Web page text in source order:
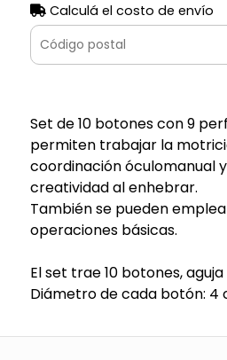
Calculá el costo de envío
Set de 10 botones con 9
permiten trabajar la
coordinación óculomanual
creatividad al enhebrar.
También se pueden
operaciones básicas.
El set trae 10 botones,
Diámetro de cada botón: 4